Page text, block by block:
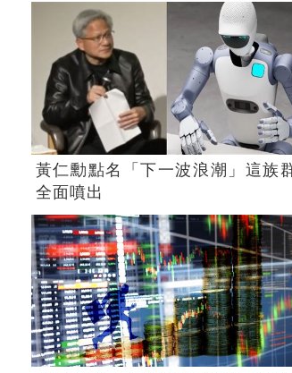
黃仁勳點名「下一波浪潮」這族
全面噴出